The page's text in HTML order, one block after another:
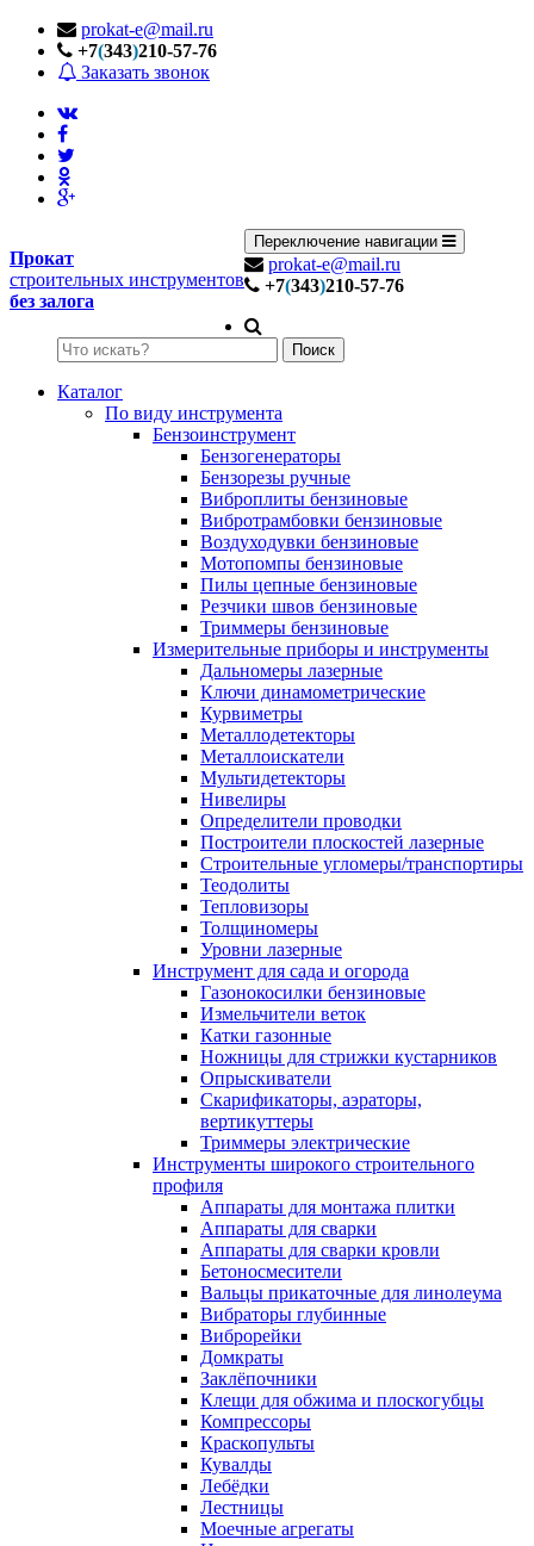
prokat-e@mail.ru
+7(343)210-57-76
Заказать звонок
Прокат
строительных инструментов
без залога
Переключение навигации
prokat-e@mail.ru
+7(343)210-57-76
Поиск
Каталог
По виду инструмента
Бензоинструмент
Бензогенераторы
Бензорезы ручные
Виброплиты бензиновые
Вибротрамбовки бензиновые
Воздуходувки бензиновые
Мотопомпы бензиновые
Пилы цепные бензиновые
Резчики швов бензиновые
Триммеры бензиновые
Измерительные приборы и инструменты
Дальномеры лазерные
Ключи динамометрические
Курвиметры
Металлодетекторы
Металлоискатели
Мультидетекторы
Нивелиры
Определители проводки
Построители плоскостей лазерные
Строительные угломеры/транспортиры
Теодолиты
Тепловизоры
Толщиномеры
Уровни лазерные
Инструмент для сада и огорода
Газонокосилки бензиновые
Измельчители веток
Катки газонные
Ножницы для стрижки кустарников
Опрыскиватели
Скарификаторы, аэраторы,
вертикуттеры
Триммеры электрические
Инструменты широкого строительного
профиля
Аппараты для монтажа плитки
Аппараты для сварки
Аппараты для сварки кровли
Бетоносмесители
Вальцы прикаточные для линолеума
Вибраторы глубинные
Виброрейки
Домкраты
Заклёпочники
Клещи для обжима и плоскогубцы
Компрессоры
Краскопульты
Кувалды
Лебёдки
Лестницы
Моечные агрегаты